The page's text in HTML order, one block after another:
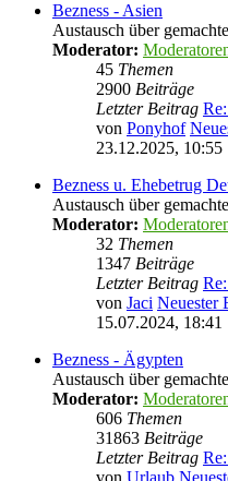
Bezness - Asien
Austausch über
Moderator:
45 Themen
2900 Beiträge
Letzter Beitrag
von Ponyhof
23.12.2025, 10:55
Bezness u. Ehebetrug
Austausch über
Moderator:
32 Themen
1347 Beiträge
Letzter Beitrag
von Jaci Neuester
15.07.2024, 18:41
Bezness - Ägypten
Austausch über
Moderator:
606 Themen
31863 Beiträge
Letzter Beitrag
von Urlaub